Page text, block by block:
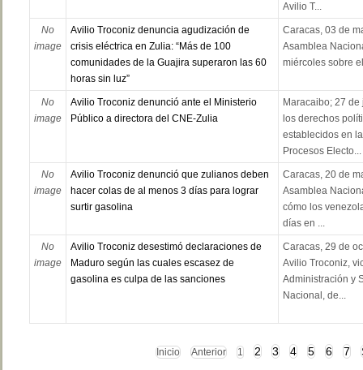
Avilio T...
No
image
Avilio Troconiz denuncia agudización de
crisis eléctrica en Zulia: “Más de 100
comunidades de la Guajira superaron las 60
horas sin luz”
Caracas, 03 de
Asamblea
miércoles sobre
No
image
Avilio Troconiz denunció ante el Ministerio
Público a directora del CNE-Zulia
Maracaibo; 27
los derechos
establecidos en
Procesos Electo...
No
image
Avilio Troconiz denunció que zulianos deben
hacer colas de al menos 3 días para lograr
surtir gasolina
Caracas, 20 de
Asamblea
cómo los
días en ...
No
image
Avilio Troconiz desestimó declaraciones de
Maduro según las cuales escasez de
gasolina es culpa de las sanciones
Caracas, 29 de
Avilio Troconiz,
Administración y
Nacional, de...
Inicio Anterior 1 2 3 4 5 6 7